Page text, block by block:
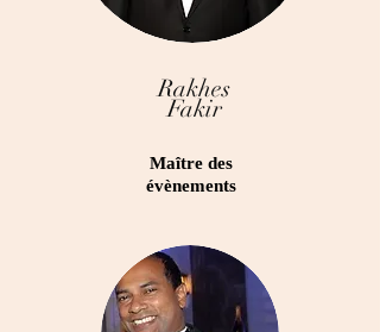
Rakhes
Fakir
Maître des
évènements